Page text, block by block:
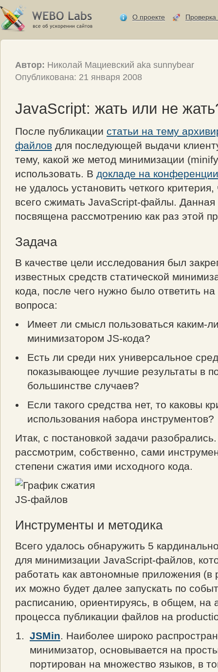
О проекте Проверка
Автор: Николай Мациевский aka sunnybear
Опубликована: 21 января 2008
JavaScript: жать или не
После публикации статьи на тему
файлов для последующей выдачи
тему, какой же метод минимизации (minify
использовать. В докладе на
не удалось установить четкого
всего сжимать JavaScript-файлы. Данная
посвящена рассмотрению как раз этой
Задача
В качестве цели исследования был
известных средств статической
кода, после чего нужно было ответить
вопроса:
Имеет ли смысл пользоваться каким-
минимизатором JS-кода?
Есть ли среди них универсальное
показывающее лучшие результаты в
большинстве случаев?
Если такого средства нет, то каковы
использования набора инструментов?
Итак, с постановкой задачи
рассмотрим, собственно, сами
степени сжатия ими исходного кода.
Инструменты и методика
Всего удалось обнаружить 5
для минимизации JavaScript-файлов,
работать как автономные приложения (в
их можно будет далее запускать по
расписанию, ориентируясь, в общем, на
процесса публикации файлов на
JSMin. Наиболее широко
минимизатор, основывается на
портирован на множество языков, в